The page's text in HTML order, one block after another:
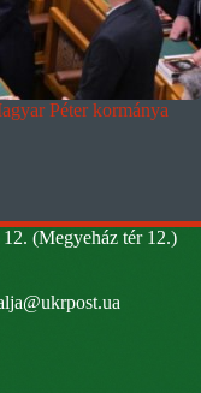
Péter kormánya
(Megyeház tér 12.)